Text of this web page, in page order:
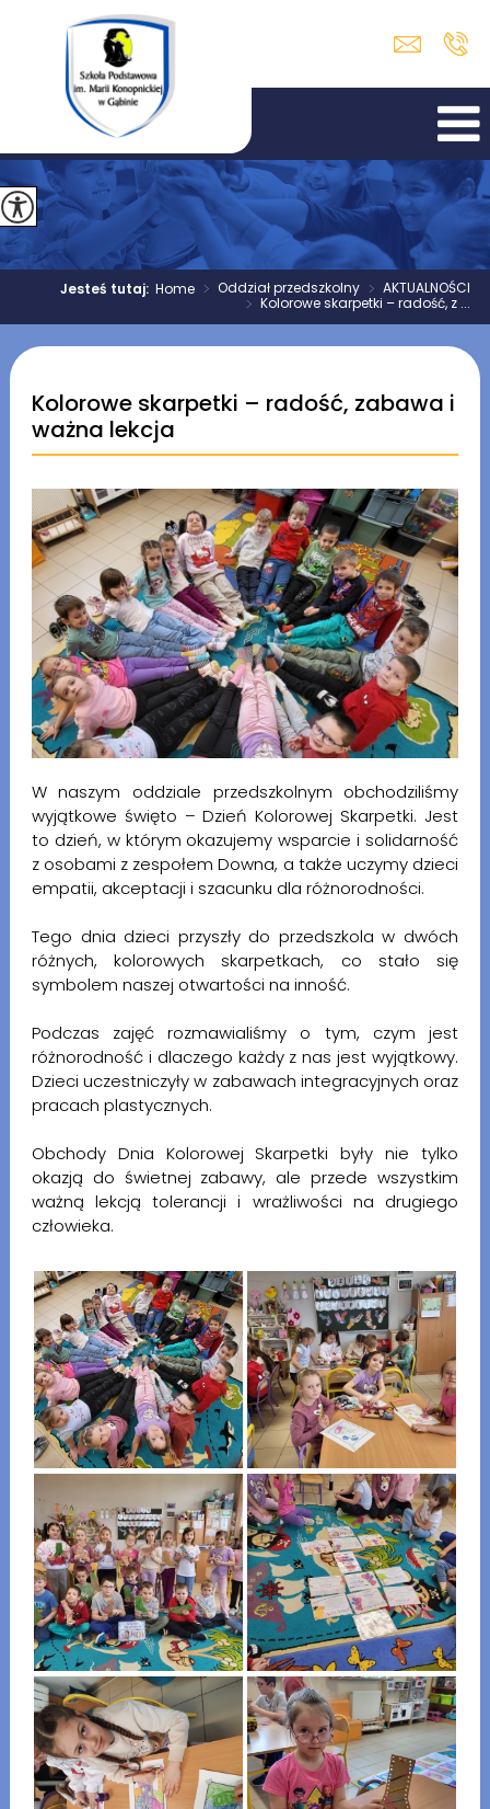
Jesteś tutaj:Home > Oddział przedszkolny > AKTUALNOŚCI
> Kolorowe skarpetki – radość, z ...
Kolorowe skarpetki – radość, zabawa i
ważna lekcja
W naszym oddziale przedszkolnym obchodziliśmy
wyjątkowe święto – Dzień Kolorowej Skarpetki. Jest
to dzień, w którym okazujemy wsparcie i solidarność
z osobami z zespołem Downa, a także uczymy dzieci
empatii, akceptacji i szacunku dla różnorodności.
Tego dnia dzieci przyszły do przedszkola w dwóch
różnych, kolorowych skarpetkach, co stało się
symbolem naszej otwartości na inność.
Podczas zajęć rozmawialiśmy o tym, czym jest
różnorodność i dlaczego każdy z nas jest wyjątkowy.
Dzieci uczestniczyły w zabawach integracyjnych oraz
pracach plastycznych.
Obchody Dnia Kolorowej Skarpetki były nie tylko
okazją do świetnej zabawy, ale przede wszystkim
ważną lekcją tolerancji i wrażliwości na drugiego
człowieka.